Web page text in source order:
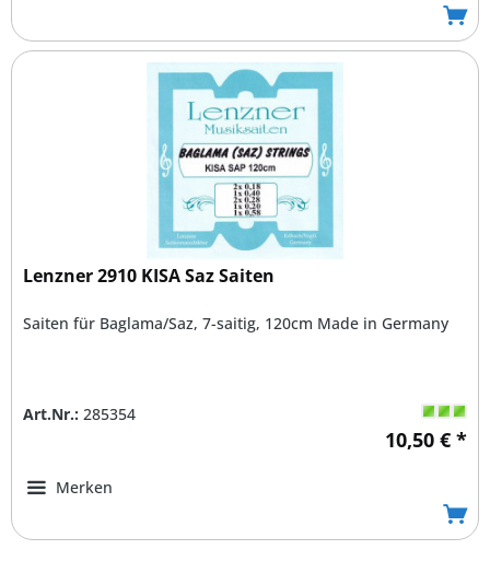
Lenzner 2910 KISA Saz Saiten
Saiten für Baglama/Saz, 7-saitig, 120cm Made in Germany
Art.Nr.: 285354
10,50 € *
Merken